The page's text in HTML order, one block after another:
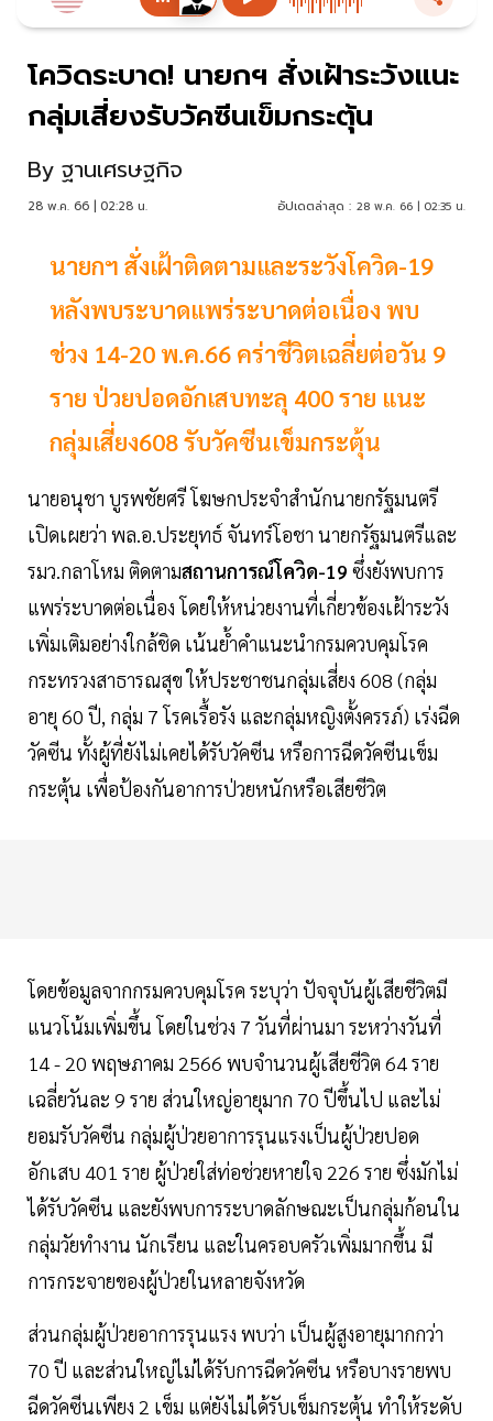
โควิดระบาด! นายกฯ สั่งเฝ้าระวังแนะ
กลุ่มเสี่ยงรับวัคซีนเข็มกระตุ้น
By ฐานเศรษฐกิจ
28 พ.ค. 66 | 02:28 น. อัปเดตล่าสุด : 28 พ.ค. 66 | 02:35 น.
นายกฯ สั่งเฝ้าติดตามและระวังโควิด-19
หลังพบระบาดแพร่ระบาดต่อเนื่อง พบ
ช่วง 14-20 พ.ค.66 คร่าชีวิตเฉลี่ยต่อวัน 9
ราย ป่วยปอดอักเสบทะลุ 400 ราย แนะ
กลุ่มเสี่ยง608 รับวัคซีนเข็มกระตุ้น
นายอนุชา บูรพชัยศรี โฆษกประจำสำนักนายกรัฐมนตรี
เปิดเผยว่า พล.อ.ประยุทธ์ จันทร์โอชา นายกรัฐมนตรีและ
รมว.กลาโหม ติดตามสถานการณ์โควิด-19 ซึ่งยังพบการ
แพร่ระบาดต่อเนื่อง โดยให้หน่วยงานที่เกี่ยวข้องเฝ้าระวัง
เพิ่มเติมอย่างใกล้ชิด เน้นย้ำคำแนะนำกรมควบคุมโรค
กระทรวงสาธารณสุข ให้ประชาชนกลุ่มเสี่ยง 608 (กลุ่ม
อายุ 60 ปี, กลุ่ม 7 โรคเรื้อรัง และกลุ่มหญิงตั้งครรภ์) เร่งฉีด
วัคซีน ทั้งผู้ที่ยังไม่เคยได้รับวัคซีน หรือการฉีดวัคซีนเข็ม
กระตุ้น เพื่อป้องกันอาการป่วยหนักหรือเสียชีวิต
โดยข้อมูลจากกรมควบคุมโรค ระบุว่า ปัจจุบันผู้เสียชีวิตมี
แนวโน้มเพิ่มขึ้น โดยในช่วง 7 วันที่ผ่านมา ระหว่างวันที่
14 - 20 พฤษภาคม 2566 พบจำนวนผู้เสียชีวิต 64 ราย
เฉลี่ยวันละ 9 ราย ส่วนใหญ่อายุมาก 70 ปีขึ้นไป และไม่
ยอมรับวัคซีน กลุ่มผู้ป่วยอาการรุนแรงเป็นผู้ป่วยปอด
อักเสบ 401 ราย ผู้ป่วยใส่ท่อช่วยหายใจ 226 ราย ซึ่งมักไม่
ได้รับวัคซีน และยังพบการระบาดลักษณะเป็นกลุ่มก้อนใน
กลุ่มวัยทำงาน นักเรียน และในครอบครัวเพิ่มมากขึ้น มี
การกระจายของผู้ป่วยในหลายจังหวัด
ส่วนกลุ่มผู้ป่วยอาการรุนแรง พบว่า เป็นผู้สูงอายุมากกว่า
70 ปี และส่วนใหญ่ไม่ได้รับการฉีดวัคซีน หรือบางรายพบ
ฉีดวัคซีนเพียง 2 เข็ม แต่ยังไม่ได้รับเข็มกระตุ้น ทำให้ระดับ